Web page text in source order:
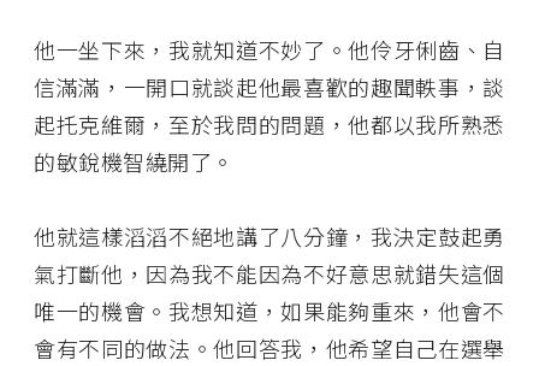
他一坐下來，我就知道不妙了。他伶牙俐齒、自
信滿滿，一開口就談起他最喜歡的趣聞軼事，談
起托克維爾，至於我問的問題，他都以我所熟悉
的敏銳機智繞開了。
他就這樣滔滔不絕地講了八分鐘，我決定鼓起勇
氣打斷他，因為我不能因為不好意思就錯失這個
唯一的機會。我想知道，如果能夠重來，他會不
會有不同的做法。他回答我，他希望自己在選舉